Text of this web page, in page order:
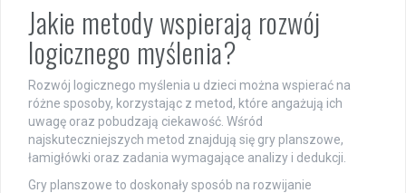
Jakie metody wspierają rozwój
logicznego myślenia?
Rozwój logicznego myślenia u dzieci można wspierać na
różne sposoby, korzystając z metod, które angażują ich
uwagę oraz pobudzają ciekawość. Wśród
najskuteczniejszych metod znajdują się gry planszowe,
łamigłówki oraz zadania wymagające analizy i dedukcji.
Gry planszowe to doskonały sposób na rozwijanie